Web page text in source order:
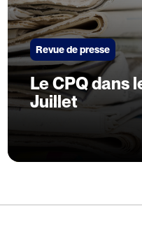
Revue de presse
Le CPQ dans
Juillet